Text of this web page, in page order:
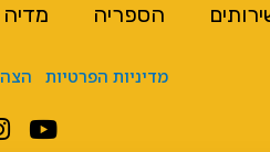
הספריה מדיה
מדיניות הפרטיות